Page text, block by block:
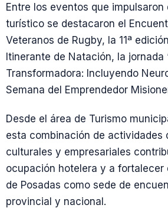
Entre los eventos que
turístico se destacaron el
Veteranos de Rugby, la 11ª
Itinerante de Natación, la jornada
Transformadora: Incluyendo
Semana del Emprendedor
Desde el área de Turismo
esta combinación de actividades
culturales y empresariales
ocupación hotelera y a fortalecer
de Posadas como sede de
provincial y nacional.